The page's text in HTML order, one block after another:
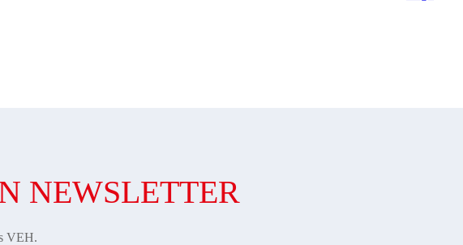
NEWSLETTER
VEH.